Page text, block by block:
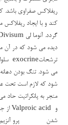
ریفلاکس صفراوی باشد.
کند و با ایجاد
گردد. آنوما لی
دیده می شود که در آن
ترشحاتexocrine
می شود. تنگ بودن
شود که لازم است تحت
منجر به
و Valproic acid از
شدن پرو آنزیم ها